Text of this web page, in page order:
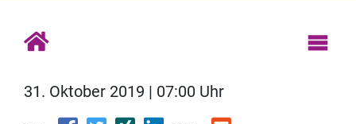
31. Oktober 2019 | 07:00 Uhr